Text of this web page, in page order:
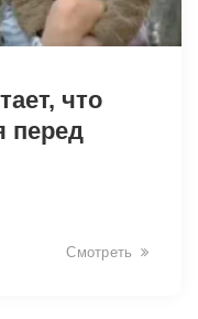
что
перед
Смотреть